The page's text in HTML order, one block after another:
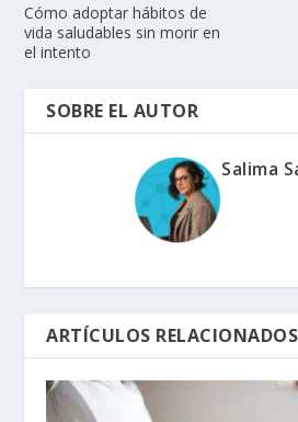
Cómo adoptar hábitos de
vida saludables sin morir en
el intento
SOBRE EL AUTOR
Salima
ARTÍCULOS RELACIONADOS